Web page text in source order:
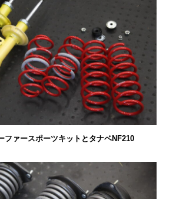
ファースポーツキットとタナベNF210